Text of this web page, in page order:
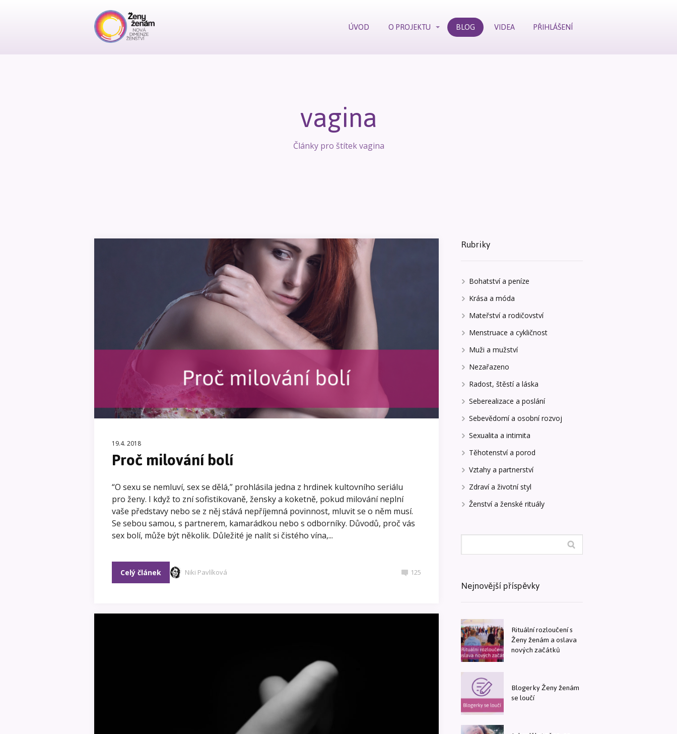
ÚVOD O PROJEKTU BLOG VIDEA PŘIHLÁŠENÍ
vagina
Články pro štítek vagina
19.4. 2018
Proč milování bolí
“O sexu se nemluví, sex se dělá,” prohlásila jedna z hrdinek kultovního seriálu
pro ženy. I když to zní sofistikovaně, žensky a koketně, pokud milování neplní
vaše představy nebo se z něj stává nepříjemná povinnost, mluvit se o něm musí.
Se sebou samou, s partnerem, kamarádkou nebo s odborníky. Důvodů, proč vás
sex bolí, může být několik. Důležité je nalít si čistého vína,...
Celý článek Niki Pavlíková 125
Rubriky
Bohatství a peníze
Krása a móda
Mateřství a rodičovství
Menstruace a cykličnost
Muži a mužství
Nezařazeno
Radost, štěstí a láska
Seberealizace a poslání
Sebevědomí a osobní rozvoj
Sexualita a intimita
Těhotenství a porod
Vztahy a partnerství
Zdraví a životní styl
Ženství a ženské rituály
Nejnovější příspěvky
Rituální rozloučení s
Ženy ženám a oslava
nových začátků
Blogerky Ženy ženám
se loučí